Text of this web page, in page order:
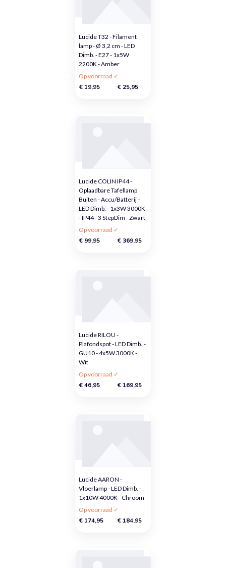
Lucide T32 - Filament
lamp - Ø 3,2 cm - LED
Dimb. - E27 - 1x5W
2200K - Amber
Op voorraad ✓
€ 19,95 € 25,95
Lucide COLIN IP44 -
Oplaadbare Tafellamp
Buiten - Accu/Batterij -
LED Dimb. - 1x3W 3000K
- IP44 - 3 StepDim - Zwart
Op voorraad ✓
€ 99,95 € 369,95
Lucide RILOU -
Plafondspot - LED Dimb. -
GU10 - 4x5W 3000K -
Wit
Op voorraad ✓
€ 46,95 € 169,95
Lucide AARON -
Vloerlamp - LED Dimb. -
1x10W 4000K - Chroom
Op voorraad ✓
€ 174,95 € 184,95